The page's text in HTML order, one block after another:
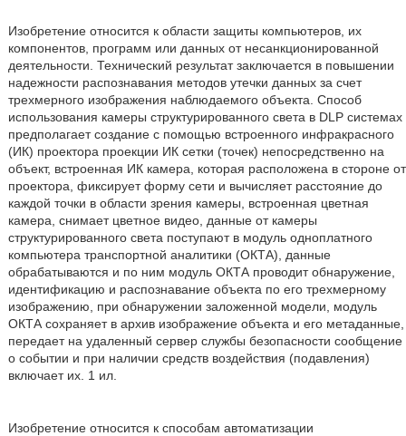
Изобретение относится к области защиты компьютеров, их
компонентов, программ или данных от несанкционированной
деятельности. Технический результат заключается в повышении
надежности распознавания методов утечки данных за счет
трехмерного изображения наблюдаемого объекта. Способ
использования камеры структурированного света в DLP системах
предполагает создание с помощью встроенного инфракрасного
(ИК) проектора проекции ИК сетки (точек) непосредственно на
объект, встроенная ИК камера, которая расположена в стороне от
проектора, фиксирует форму сети и вычисляет расстояние до
каждой точки в области зрения камеры, встроенная цветная
камера, снимает цветное видео, данные от камеры
структурированного света поступают в модуль одноплатного
компьютера транспортной аналитики (ОКТА), данные
обрабатываются и по ним модуль ОКТА проводит обнаружение,
идентификацию и распознавание объекта по его трехмерному
изображению, при обнаружении заложенной модели, модуль
ОКТА сохраняет в архив изображение объекта и его метаданные,
передает на удаленный сервер службы безопасности сообщение
о событии и при наличии средств воздействия (подавления)
включает их. 1 ил.
Изобретение относится к способам автоматизации